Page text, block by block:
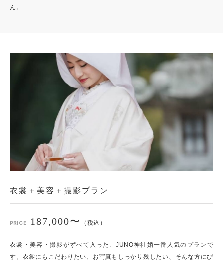
ん。
衣裳＋美容＋撮影プラン
PRICE 187,000〜 （税込）
衣裳・美容・撮影がずべて入った、JUNO神社婚一番人気のプランで
す。衣裳にもこだわりたい、お写真もしっかり残したい、そんな方にぴ